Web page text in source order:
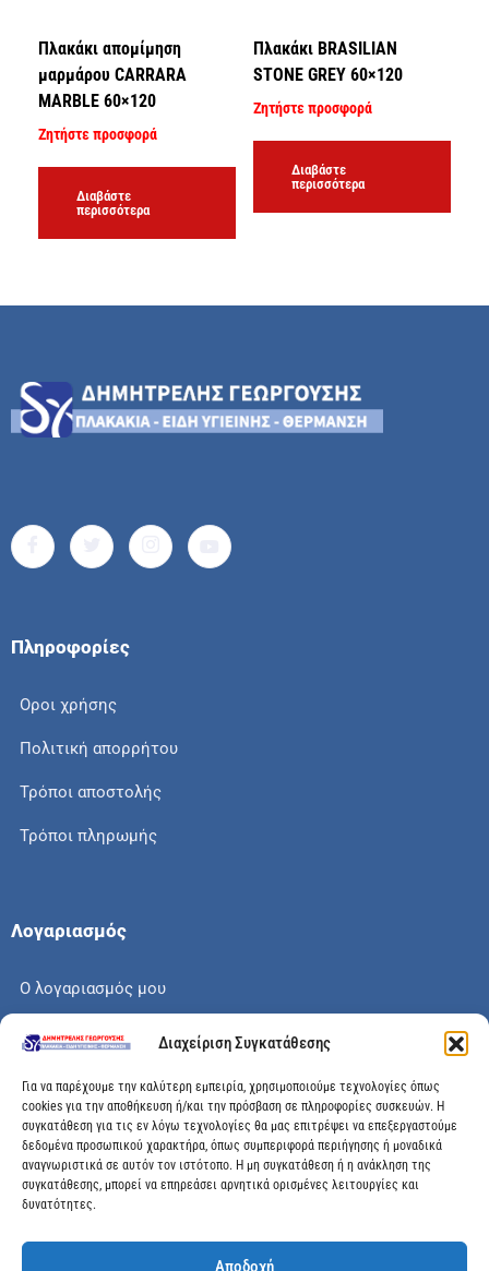
Διαχείριση Συγκατάθεσης
Για να παρέχουμε την καλύτερη εμπειρία, χρησιμοποιούμε τεχνολογίες όπως
cookies για την αποθήκευση ή/και την πρόσβαση σε πληροφορίες συσκευών. Η
συγκατάθεση για τις εν λόγω τεχνολογίες θα μας επιτρέψει να επεξεργαστούμε
δεδομένα προσωπικού χαρακτήρα, όπως συμπεριφορά περιήγησης ή μοναδικά
αναγνωριστικά σε αυτόν τον ιστότοπο. Η μη συγκατάθεση ή η ανάκληση της
συγκατάθεσης, μπορεί να επηρεάσει αρνητικά ορισμένες λειτουργίες και
δυνατότητες.
Αποδοχή
Πλακάκι απομίμηση
μαρμάρου CARRARA
MARBLE 60×120
Ζητήστε προσφορά
Διαβάστε
περισσότερα
Πλακάκι BRASILIAN
STONE GREY 60×120
Ζητήστε προσφορά
Διαβάστε
περισσότερα
Πληροφορίες
Οροι χρήσης
Πολιτική απορρήτου
Τρόποι αποστολής
Τρόποι πληρωμής
Λογαριασμός
Ο λογαριασμός μου
Το καλάθι μου
Check out
Διεύθυνση
Μεγάλης Χώρας 89, Αγρίνιο, Τ.Κ: 30100